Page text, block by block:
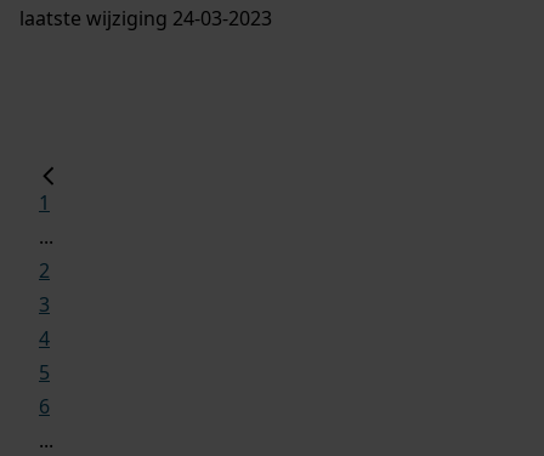
laatste wijziging 24-03-2023
1
...
2
3
4
5
6
...